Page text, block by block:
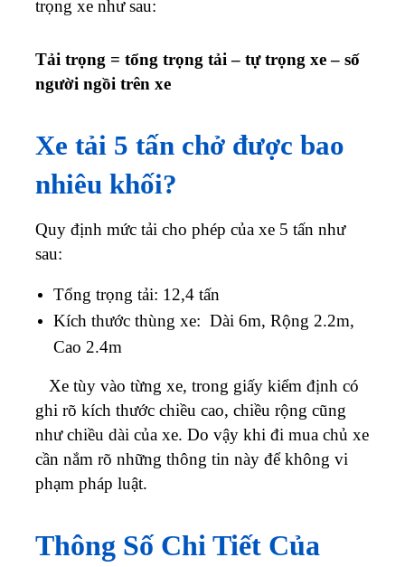
trọng xe như sau:
Tải trọng = tổng trọng tải – tự trọng xe – số
người ngồi trên xe
Xe tải 5 tấn chở được bao
nhiêu khối?
Quy định mức tải cho phép của xe 5 tấn như
sau:
Tổng trọng tải: 12,4 tấn
Kích thước thùng xe: Dài 6m, Rộng 2.2m,
Cao 2.4m
Xe tùy vào từng xe, trong giấy kiểm định có
ghi rõ kích thước chiều cao, chiều rộng cũng
như chiều dài của xe. Do vậy khi đi mua chủ xe
cần nắm rõ những thông tin này để không vi
phạm pháp luật.
Thông Số Chi Tiết Của